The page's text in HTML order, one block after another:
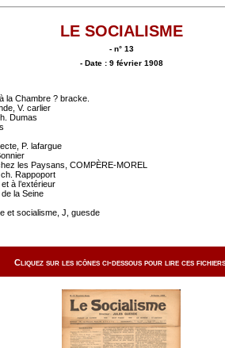
LE SOCIALISME
- n° 13
- Date : 9 février 1908
la Chambre ? bracke.
V. carlier
Dumas
P. lafargue
les Paysans, COMPÈRE-MOREL
Rappoport
à l’extérieur
la Seine
et socialisme, J, guesde
Cliquez sur les icônes ci-dessous pour lire ces